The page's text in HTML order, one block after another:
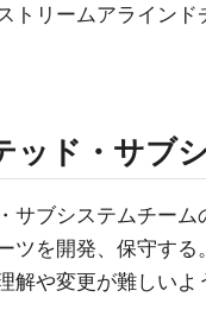
トリームアライン
ッド・サブ
ブシステムチーム
ツを開発、保守す
解や変更が難しい